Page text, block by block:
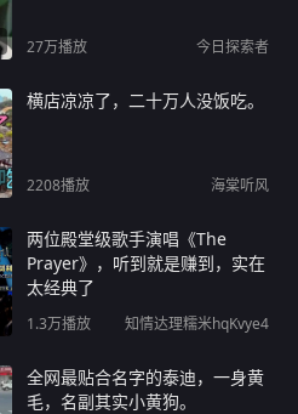
27万播放 今日探索者
横店凉凉了，二十万人没饭吃。
2208播放 海棠听风
两位殿堂级歌手演唱《The
Prayer》，听到就是赚到，实在
太经典了
1.3万播放 知情达理糯米hqKvye4
全网最贴合名字的泰迪，一身黄
毛，名副其实小黄狗。